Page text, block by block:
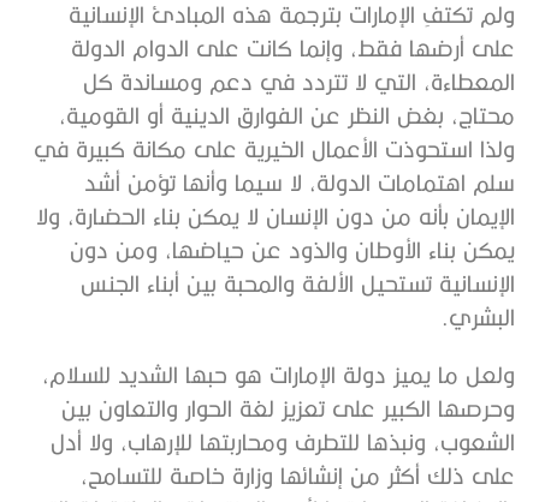
ولم تكتفِ الإمارات بترجمة هذه المبادئ الإنسانية
على أرضها فقط، وإنما كانت على الدوام الدولة
المعطاءة، التي لا تتردد في دعم ومساندة كل
محتاج، بغض النظر عن الفوارق الدينية أو القومية،
ولذا استحوذت الأعمال الخيرية على مكانة كبيرة في
سلم اهتمامات الدولة، لا سيما وأنها تؤمن أشد
الإيمان بأنه من دون الإنسان لا يمكن بناء الحضارة، ولا
يمكن بناء الأوطان والذود عن حياضها، ومن دون
الإنسانية تستحيل الألفة والمحبة بين أبناء الجنس
البشري.
ولعل ما يميز دولة الإمارات هو حبها الشديد للسلام،
وحرصها الكبير على تعزيز لغة الحوار والتعاون بين
الشعوب، ونبذها للتطرف ومحاربتها للإرهاب، ولا أدل
على ذلك أكثر من إنشائها وزارة خاصة للتسامح،